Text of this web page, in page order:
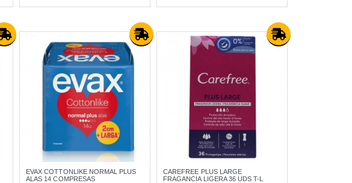
EVAX COTTONLIKE NORMAL PLUS
ALAS 14 COMPRESAS
CAREFREE PLUS LARGE
FRAGANCIA LIGERA 36 UDS T-L